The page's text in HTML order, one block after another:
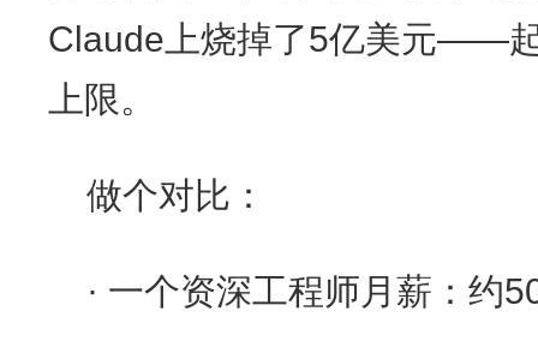
Claude上烧掉了5亿美元——
上限。
做个对比：
· 一个资深工程师月薪：约